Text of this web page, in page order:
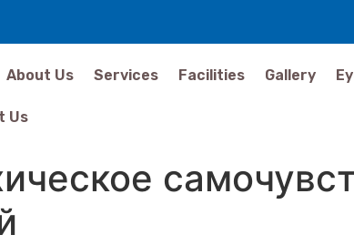
About Us Services Facilities Gallery
Us